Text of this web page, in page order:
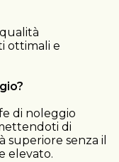
ottimali e
di noleggio
di
senza il
elevato.